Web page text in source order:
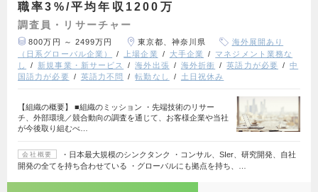
職率3%/平均年収1200万
調査員・リサーチャー
800万円 ～ 2499万円 東京都、神奈川県
海外展開あり
（日系グローバル企業）
上場企業 大手企業
マネジメント業務な
し
新規事業・新サービス 海外出張 海外折衝 英語力が必要
中
国語力が必要
英語力不問 転勤なし 土日祝休み
【組織の概要】 ■組織のミッション ・先端技術のリサー
チ、外部環境／競合動向の調査を通じて、お客様企業や当社
が今後取り組むべ…
会社概要
・日本最大規模のシンクタンク ・コンサル、SIer、研究開発、自社
開発の全てを持ち合わせている ・グローバルにも拠点を持ち、…